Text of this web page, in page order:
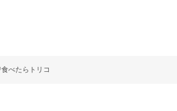
べたらトリコ